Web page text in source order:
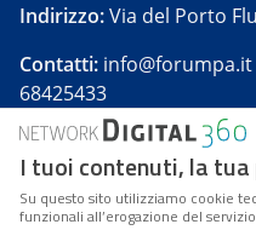
Indirizzo:Via del Porto
Contatti: info@forumpa.it
68425433
Forumpa.itè una
presso Registro della
Reg. n. 182 del 2 maggio
I tuoi contenuti, la tua
Su questo sito utilizziamo cookie
funzionali all’erogazione del